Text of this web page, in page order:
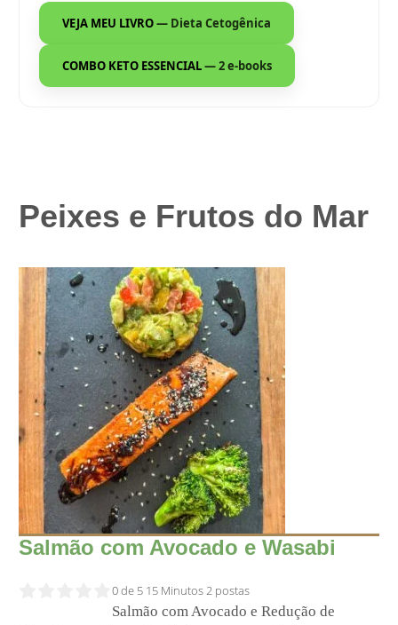
VEJA MEU LIVRO— Dieta Cetogênica
COMBO KETO ESSENCIAL— 2 e-books
Peixes e Frutos do Mar
Salmão com Avocado e Wasabi
0 de 5 15 Minutos 2 postas
Salmão com Avocado e Redução de